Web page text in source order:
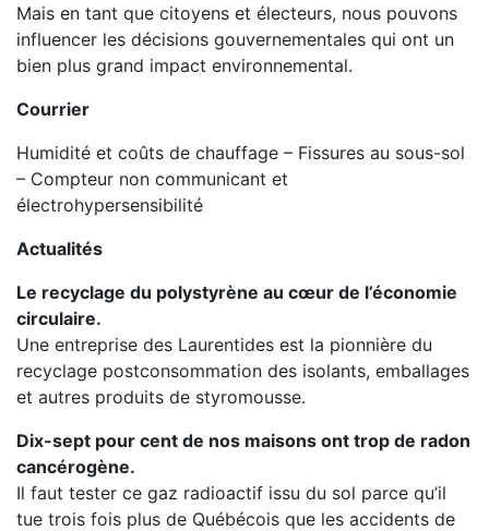
Mais en tant que citoyens et électeurs, nous pouvons
influencer les décisions gouvernementales qui ont un
bien plus grand impact environnemental.
Courrier
Humidité et coûts de chauffage – Fissures au sous-sol
– Compteur non communicant et
électrohypersensibilité
Actualités
Le recyclage du polystyrène au cœur de l’économie
circulaire.
Une entreprise des Laurentides est la pionnière du
recyclage postconsommation des isolants, emballages
et autres produits de styromousse.
Dix-sept pour cent de nos maisons ont trop de radon
cancérogène.
Il faut tester ce gaz radioactif issu du sol parce qu’il
tue trois fois plus de Québécois que les accidents de